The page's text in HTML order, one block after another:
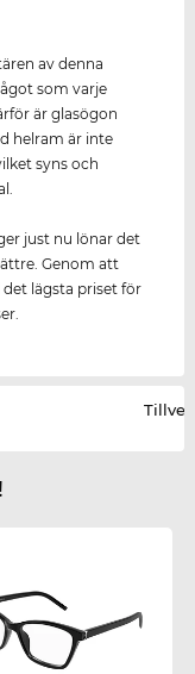
av denna
som varje
är glasögon
helram är inte
syns och
just nu lönar det
Genom att
lägsta priset för